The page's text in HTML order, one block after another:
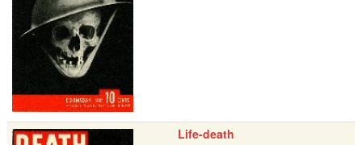
Life-death